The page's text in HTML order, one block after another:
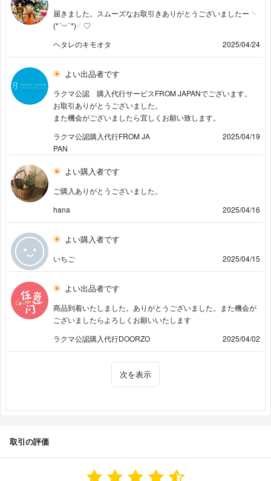
届きました。スムーズなお取引きありがとうございましたー╰
(*´︶`*)╯♡
ヘタレのキモオタ
2025/04/24
よい出品者です
ラクマ公認 購入代行サービスFROM JAPANでございます。
お取引ありがとうございました。
また機会がございましたら宜しくお願い致します。
ラクマ公認購入代行FROM JA
PAN
2025/04/19
よい購入者です
ご購入ありがとうございました。
hana
2025/04/16
よい購入者です
いちご 2025/04/15
よい出品者です
商品到着いたしました。ありがとうございました。また機会が
ございましたらよろしくお願いいたします
ラクマ公認購入代行DOORZO
2025/04/02
次を表示
取引の評価